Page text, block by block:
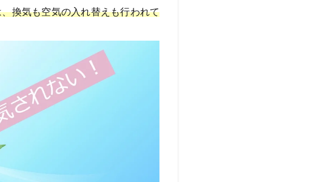
換気も空気の入れ替えも行われて